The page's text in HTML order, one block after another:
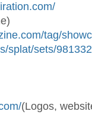
tag/
splat/sets/
(Logos,